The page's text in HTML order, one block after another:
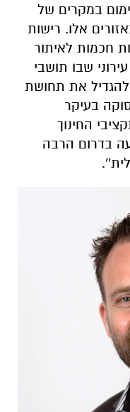
במקרים של
אלו. רישות
חכמות לאיתור
שבו תושבי
להגדיל את תחושת
בעיקר
החינוך
בדרום הרבה